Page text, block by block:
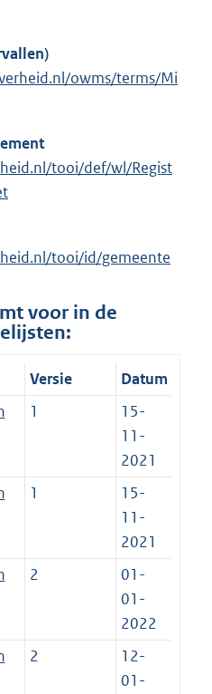
owms/terms/Mi
tooi/def/wl/Regist
tooi/id/gemeente
voor in de
Versie
Datum
1
15-
11-
2021
1
15-
11-
2021
2
01-
01-
2022
2
12-
01-